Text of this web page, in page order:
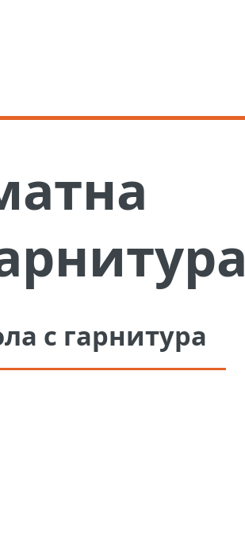
с гарнитура